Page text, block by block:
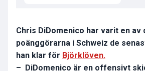
Chris DiDomenico har varit en av
poänggörarna i Schweiz de
han klar för Björklöven.
– DiDomenico är en offensivt